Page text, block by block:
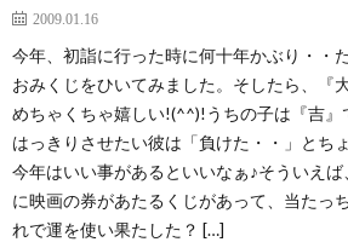
2009.01.16
今年、初詣に行った時に何十年かぶり・・
おみくじをひいてみました。そしたら、『
めちゃくちゃ嬉しい!(^^)!うちの子は『吉』
はっきりさせたい彼は「負けた・・」とち
今年はいい事があるといいなぁ♪そういえ
に映画の券があたるくじがあって、当たっ
れで運を使い果たした？ […]